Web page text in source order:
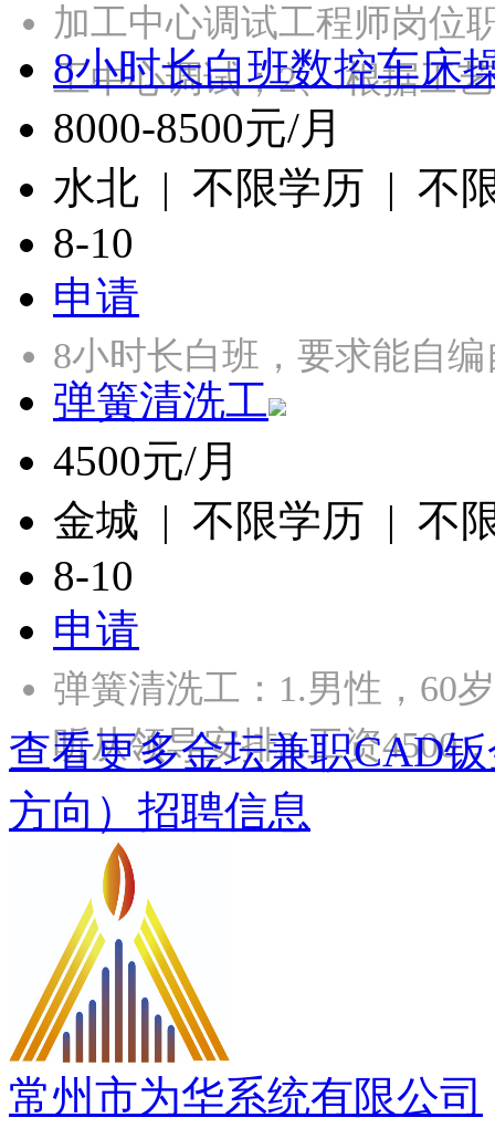
加工中心调试工程师岗位
工中心调试；2、 根据工
8小时长白班数控车床
8000-8500元/月
水北 | 不限学历 | 不
8-10
申请
8小时长白班，要求能自
弹簧清洗工
4500元/月
金城 | 不限学历 | 不
8-10
申请
弹簧清洗工：1.男性，60
听从领导安排3.工资
查看更多金坛兼职CAD
方向）招聘信息
常州市为华系统有限公司